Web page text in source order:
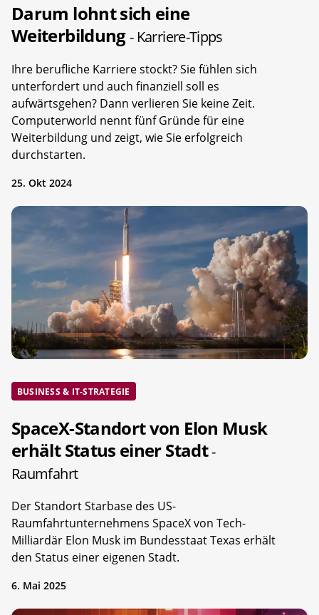
Darum lohnt sich eine
Weiterbildung- Karriere-Tipps
Ihre berufliche Karriere stockt? Sie fühlen sich
unterfordert und auch finanziell soll es
aufwärtsgehen? Dann verlieren Sie keine Zeit.
Computerworld nennt fünf Gründe für eine
Weiterbildung und zeigt, wie Sie erfolgreich
durchstarten.
25. Okt 2024
BUSINESS & IT-STRATEGIE
SpaceX-Standort von Elon Musk
erhält Status einer Stadt-
Raumfahrt
Der Standort Starbase des US-
Raumfahrtunternehmens SpaceX von Tech-
Milliardär Elon Musk im Bundesstaat Texas erhält
den Status einer eigenen Stadt.
6. Mai 2025